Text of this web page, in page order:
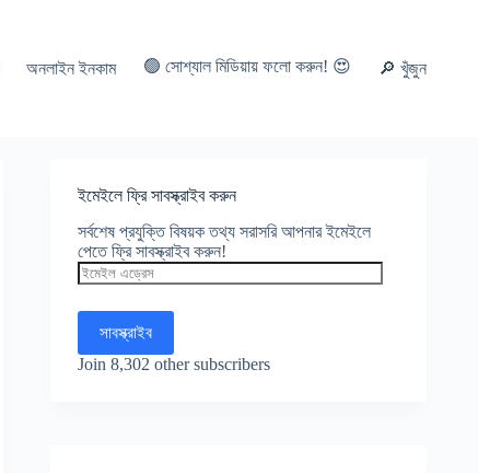
অনলাইন ইনকাম 🟢 সোশ্যাল মিডিয়ায় ফলো করুন! 😍 🔎 খুঁজুন
ইমেইলে ফ্রি সাবস্ক্রাইব করুন
সর্বশেষ প্রযুক্তি বিষয়ক তথ্য সরাসরি আপনার ইমেইলে
পেতে ফ্রি সাবস্ক্রাইব করুন!
ইমেইল
এড্রেস
সাবস্ক্রাইব
Join 8,302 other subscribers